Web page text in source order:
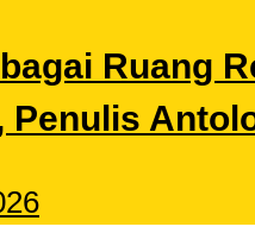
Ruang
Penulis